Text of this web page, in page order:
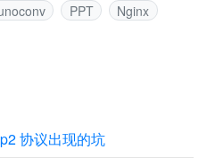
PPT
Nginx
协议出现的坑